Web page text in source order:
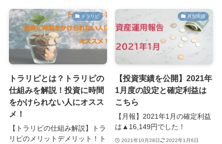
トラリピ
トラリピとは？トラリピの
仕組みを解説！投資に時間
をかけられない人にオスス
メ！
【トラリピの仕組み解説】トラ
リピのメリットデメリット！ト
月別実績
【投資実績を公開】2021年
1月度の設定と確定利益は
こちら
【月報】2021年1月の確定利益
は▲16,149円でした！
2021年10月28日 2022年1月6日